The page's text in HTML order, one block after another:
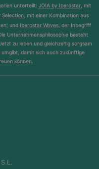
unterteilt: JOIA by Iberostar, mit
Selection, mit einer Kombination aus
und Iberostar Waves, der Inbegriff
Unternehmensphilosophie besteht
zu leben und gleichzeitig sorgsam
damit sich auch zukünftige
können.